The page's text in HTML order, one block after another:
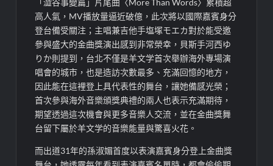
「澀谷事變篇」片尾曲〈More Than Words〉累積超
高人氣，MV播放量逼近破億，此次將以國際嘉賓身分
登台備受關注；主唱兼吉他手塩塚モエカ對於能受邀
參與盛大的金曲獎演出感到非常榮幸，貝斯手河西ゆ
りか則提到，台北不僅是羊文学首次舉辦海外專場演
唱會的城市，也是造訪次數最多、充滿回憶的地方，
因此能在這裡登上具代表性的舞台，讓她備感光榮；
首次參與海外音樂頒獎典禮的兩人也表示充滿期待，
期望透過這次機會與更多音樂人交流，並在金曲獎舞
台留下屬於羊文学的音樂能量與驚喜火花。
而出道31年的孫淑媚首度以表演嘉賓身分登上金曲獎